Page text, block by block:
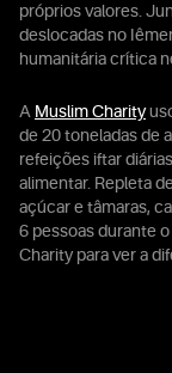
próprios valores.
deslocadas no
humanitária crítica
A Muslim Charity
de 20 toneladas de
refeições iftar
alimentar. Repleta
açúcar e tâmaras,
6 pessoas durante
Charity para ver a